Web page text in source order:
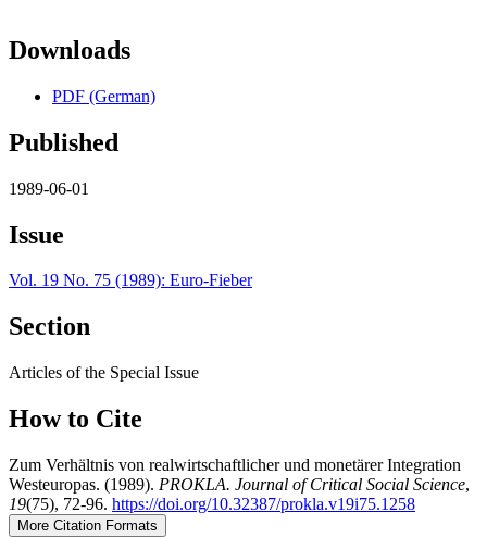
Downloads
PDF (German)
Published
1989-06-01
Issue
Vol. 19 No. 75 (1989): Euro-Fieber
Section
Articles of the Special Issue
How to Cite
Zum Verhältnis von realwirtschaftlicher und monetärer Integration
Westeuropas. (1989). PROKLA. Journal of Critical Social Science,
19(75), 72-96. https://doi.org/10.32387/prokla.v19i75.1258
More Citation Formats